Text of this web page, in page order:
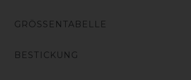
GRÖSSENTABELLE
BESTICKUNG